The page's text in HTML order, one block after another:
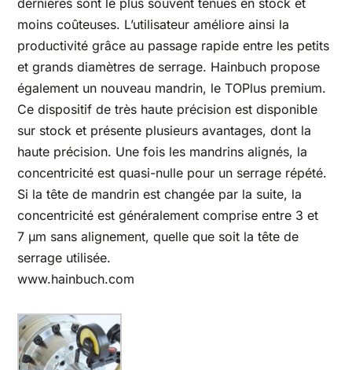
moins coûteuses. L’utilisateur améliore ainsi la
productivité grâce au passage rapide entre les petits
et grands diamètres de serrage. Hainbuch propose
également un nouveau mandrin, le TOPlus premium.
Ce dispositif de très haute précision est disponible
sur stock et présente plusieurs avantages, dont la
haute précision. Une fois les mandrins alignés, la
concentricité est quasi-nulle pour un serrage répété.
Si la tête de mandrin est changée par la suite, la
concentricité est généralement comprise entre 3 et
7 µm sans alignement, quelle que soit la tête de
serrage utilisée.
www.hainbuch.com